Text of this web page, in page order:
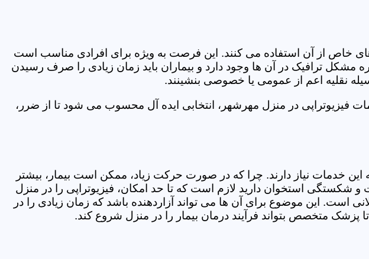
های خاص از آن استفاده می کنند. این فرصت به ویژه برای افرادی مناسب است
ترافیک در آن ها وجود دارد و بیماران باید زمان زیادی را صرف رسیدن
نقلیه اعم از عمومی یا خصوصی بنشینند.
در منزل مهرشهر، انتخابی ایده آل محسوب می شود تا از ضرر،
این خدمات نیاز دارند. چرا که در صورت حرکت زیاد، ممکن است بیمار، بیشتر
استخوان دارید لازم است که تا حد امکان، فیزیوتراپی را در منزل
است. این موضوع برای آن ها می تواند آزاردهنده باشد که زمان زیادی را در
پزشک متخصص بتواند فرآیند درمان بیمار را در منزل شروع کند.